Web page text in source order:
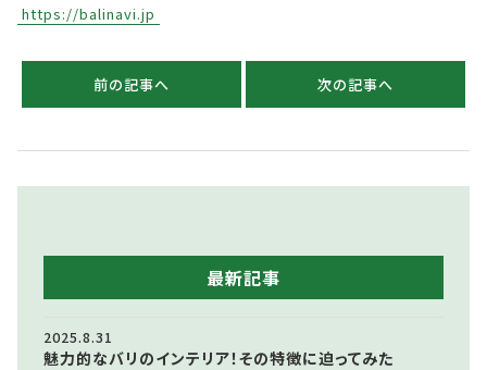
https://balinavi.jp
前の記事へ 次の記事へ
最新記事
2025.8.31
魅力的なバリのインテリア！その特徴に迫ってみた